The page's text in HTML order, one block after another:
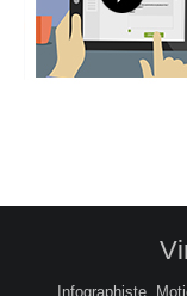
Infographiste,